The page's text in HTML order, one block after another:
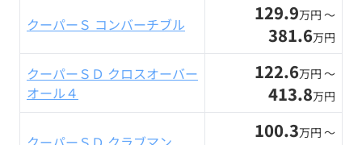
クーパーＳ コンバーチブル 129.9万円 〜
381.6万円
クーパーＳＤ クロスオーバー
オール４
122.6万円 〜
413.8万円
100.3万円 〜